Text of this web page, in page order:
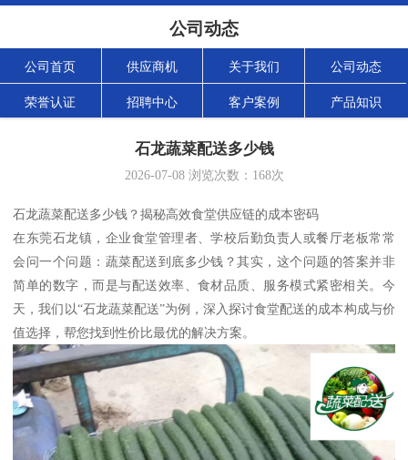
公司动态
公司首页 供应商机 关于我们 公司动态
荣誉认证 招聘中心 客户案例 产品知识
石龙蔬菜配送多少钱
2026-07-08浏览次数： 168次
石龙蔬菜配送多少钱？揭秘高效食堂供应链的成本密码
在东莞石龙镇，企业食堂管理者、学校后勤负责人或餐厅老板常常
会问一个问题：蔬菜配送到底多少钱？其实，这个问题的答案并非
简单的数字，而是与配送效率、食材品质、服务模式紧密相关。今
天，我们以“石龙蔬菜配送”为例，深入探讨食堂配送的成本构成与价
值选择，帮您找到性价比最优的解决方案。